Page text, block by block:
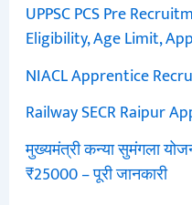
UPPSC PCS Pre
Eligibility, Age Limit,
NIACL Apprentice
Railway SECR Raipur
मुख्यमंत्री कन्या सुमंगला
₹25000 – पूरी जानकारी